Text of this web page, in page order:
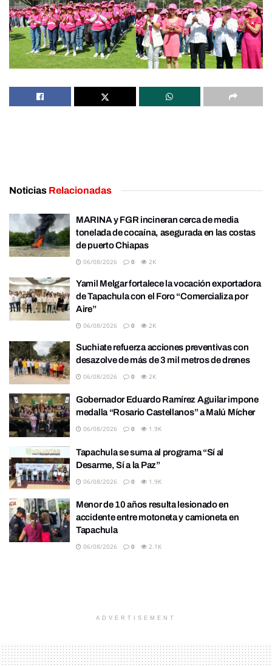
Noticias Relacionadas
MARINA y FGR incineran cerca de media
tonelada de cocaína, asegurada en las costas
de puerto Chiapas
06/08/2026 0 2K
Yamil Melgar fortalece la vocación exportadora
de Tapachula con el Foro “Comercializa por
Aire”
06/08/2026 0 2K
Suchiate refuerza acciones preventivas con
desazolve de más de 3 mil metros de drenes
06/08/2026 0 2K
Gobernador Eduardo Ramírez Aguilar impone
medalla “Rosario Castellanos” a Malú Mícher
06/08/2026 0 1.9K
Tapachula se suma al programa “Sí al
Desarme, Sí a la Paz”
06/08/2026 0 1.9K
Menor de 10 años resulta lesionado en
accidente entre motoneta y camioneta en
Tapachula
06/08/2026 0 2.1K
ADVERTISEMENT